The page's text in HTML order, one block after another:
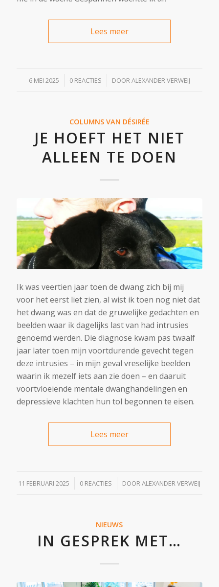
Lees meer
6 MEI 2025
/ 0 REACTIES
/ DOORALEXANDER VERWEIJ
COLUMNS VAN DÉSIRÉE
JE HOEFT HET NIET
ALLEEN TE DOEN
Ik was veertien jaar toen de dwang zich bij mij
voor het eerst liet zien, al wist ik toen nog niet dat
het dwang was en dat de gruwelijke gedachten en
beelden waar ik dagelijks last van had intrusies
genoemd werden. Die diagnose kwam pas twaalf
jaar later toen mijn voortdurende gevecht tegen
deze intrusies – in mijn geval vreselijke beelden
waarin ik mezelf iets aan zie doen – en daaruit
voortvloeiende mentale dwanghandelingen en
depressieve klachten hun tol begonnen te eisen.
Lees meer
11 FEBRUARI 2025
/ 0 REACTIES
/ DOORALEXANDER VERWEIJ
NIEUWS
IN GESPREK MET…